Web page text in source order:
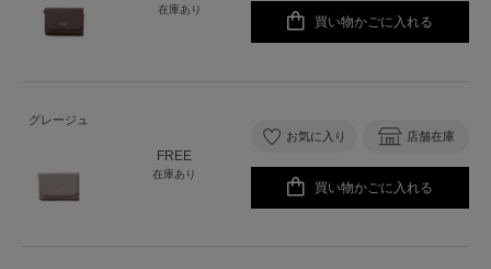
在庫あり
買い物かごに入れる
グレージュ
FREE
在庫あり
お気に入り 店舗在庫
買い物かごに入れる